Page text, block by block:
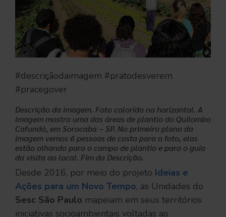
#descriçãodaimagem #pratodesverem
#pracegover
Descrição da imagem. Foto colorida na horizontal. A
imagem mostra uma das áreas de plantio do Quilombo
Cafundó, em Sorocaba – SP. No primeiro plano da
imagem vemos 6 pessoas de costa para a foto, elas
estão olhando para o campo de plantio e para o guia
da visita ao local. Fim da Descrição.
Desde 2016, por meio do projeto Ideias e
Ações para um Novo Tempo, as Unidades do
Sesc São Paulo mapeiam em seus territórios
iniciativas socioambientais voltadas ao